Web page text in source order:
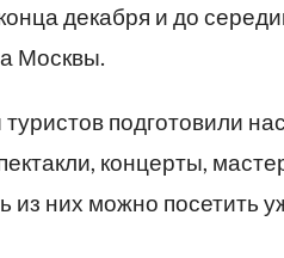
декабря и до
Москвы.
туристов подготовили
концерты,
из них можно посетить